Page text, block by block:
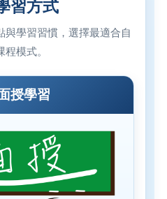
習方式
與學習習慣，選擇最適合自
程模式。
授學習